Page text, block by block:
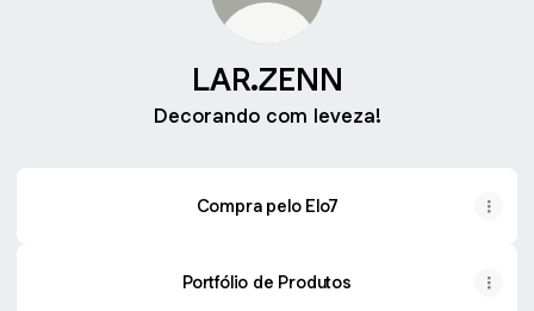
LAR.ZENN
Decorando com leveza!
Compra pelo Elo7
Portfólio de Produtos